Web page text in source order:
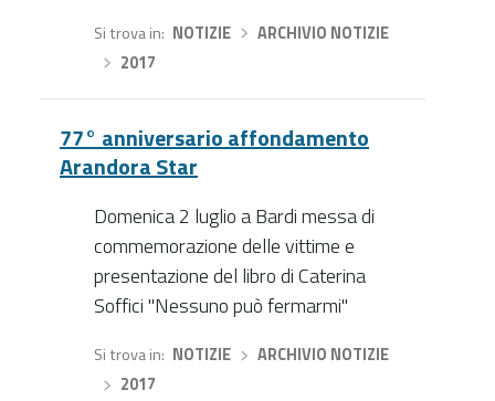
Si trova in NOTIZIE›
ARCHIVIO NOTIZIE
2017
77° anniversario affondamento
Arandora Star
Domenica 2 luglio a Bardi messa di
commemorazione delle vittime e
presentazione del libro di Caterina
Soffici "Nessuno può fermarmi"
Si trova in NOTIZIE›
ARCHIVIO NOTIZIE
2017